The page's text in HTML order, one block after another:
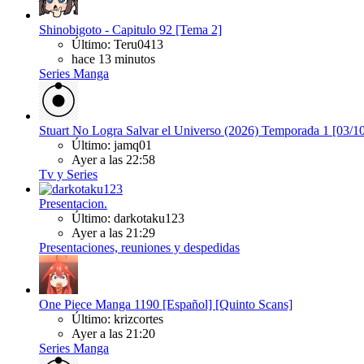
Shinobigoto - Capitulo 92 [Tema 2]
Último: Teru0413
hace 13 minutos
Series Manga
Stuart No Logra Salvar el Universo (2026) Temporada 1
Último: jamq01
Ayer a las 22:58
Tv y Series
Presentacion.
Último: darkotaku123
Ayer a las 21:29
Presentaciones, reuniones y despedidas
One Piece Manga 1190 [Español] [Quinto Scans]
Último: krizcortes
Ayer a las 21:20
Series Manga